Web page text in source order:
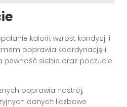
kalorii, wzrost kondycji i
poprawia koordynację i
pewność siebie oraz poczucie
poprawia nastrój,
danych liczbowe